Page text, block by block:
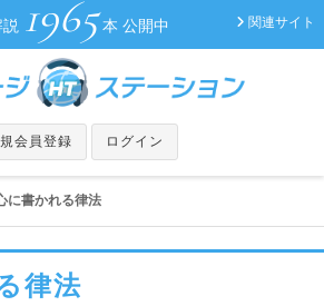
関連サイト
説 1965 本 公開中
会員登録 ログイン
に書かれる律法
律法